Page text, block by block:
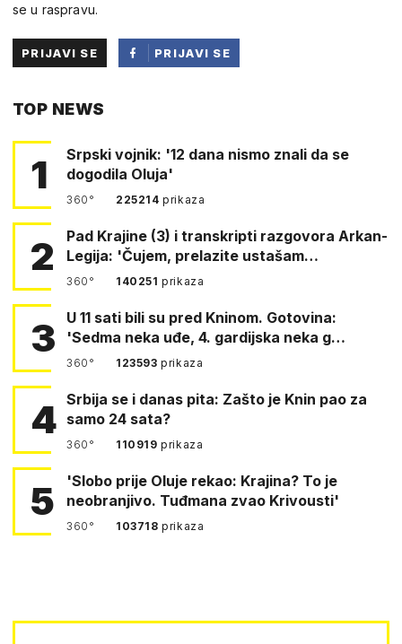
se u raspravu.
PRIJAVI SE
PRIJAVI SE
TOP NEWS
1
Srpski vojnik: '12 dana nismo znali da se
dogodila Oluja'
360° 225214prikaza
2
Pad Krajine (3) i transkripti razgovora Arkan-
Legija: 'Čujem, prelazite ustašam…
360° 140251prikaza
3
U 11 sati bili su pred Kninom. Gotovina:
'Sedma neka uđe, 4. gardijska neka g…
360° 123593prikaza
4 Srbija se i danas pita: Zašto je Knin pao za
samo 24 sata?
360° 110919prikaza
5
'Slobo prije Oluje rekao: Krajina? To je
neobranjivo. Tuđmana zvao Krivousti'
360° 103718prikaza